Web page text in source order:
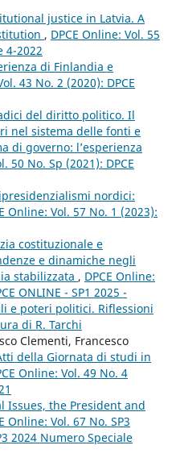
justice in Latvia. A
, DPCE Online: Vol. 55
4-2022
di Finlandia e
43 No. 2 (2020): DPCE
del diritto politico. Il
nel sistema delle fonti e
di governo: l’esperienza
50 No. Sp (2021): DPCE
nordici:
Online: Vol. 57 No. 1 (2023):
costituzionale e
e dinamiche negli
stabilizzata , DPCE Online:
ONLINE - SP1 2025 -
e poteri politici. Riflessioni
di R. Tarchi
Clementi, Francesco
della Giornata di studi in
Online: Vol. 49 No. 4
Issues, the President and
Online: Vol. 67 No. SP3
2024 Numero Speciale